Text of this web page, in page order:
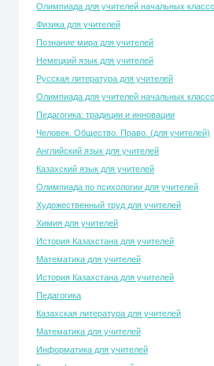
Олимпиада для учителей начальных
Физика для учителей
Познание мира для учителей
Немецкий язык для учителей
Русская литература для учителей
Олимпиада для учителей начальных
Педагогика: традиции и инновации
Человек. Общество. Право. (для учителей)
Английский язык для учителей
Казахский язык для учителей
Олимпиада по психологии для учителей
Художественный труд для учителей
Химия для учителей
История Казахстана для учителей
Математика для учителей
История Казахстана для учителей
Педагогика
Казахская литература для учителей
Математика для учителей
Информатика для учителей